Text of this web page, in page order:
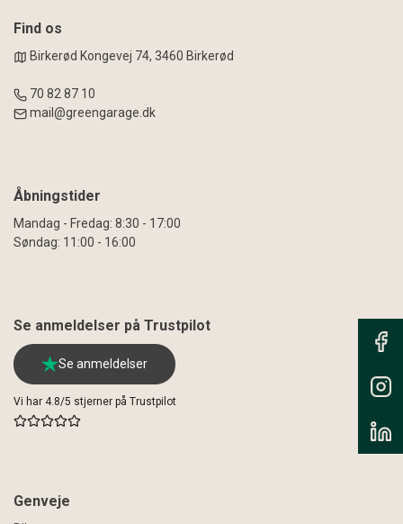
Find os
Birkerød Kongevej 74, 3460 Birkerød
70 82 87 10
mail@greengarage.dk
Åbningstider
Mandag - Fredag: 8:30 - 17:00
Søndag: 11:00 - 16:00
Se anmeldelser på Trustpilot
Se anmeldelser
Vi har 4.8/5 stjerner på Trustpilot
Genveje